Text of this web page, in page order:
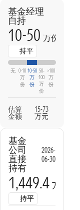
基金经理
自持
10-50 万份
持平
无 0-10
万
份
10-50
万
份
50-
100
万
份
>100
万
份
估算
金额
15-73
万元
基金
公司
直接
持有
2026-
06-30
1,449.4 万份
持平